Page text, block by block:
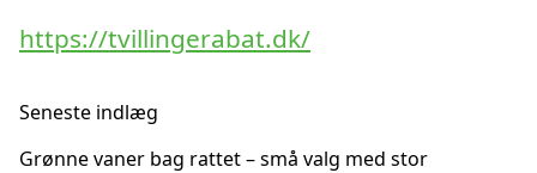
https://tvillingerabat.dk/
Seneste indlæg
Grønne vaner bag rattet – små valg med stor